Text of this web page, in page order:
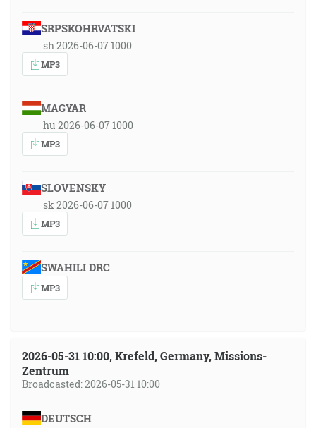
SRPSKOHRVATSKI
sh 2026-06-07 1000
MP3
MAGYAR
hu 2026-06-07 1000
MP3
SLOVENSKY
sk 2026-06-07 1000
MP3
SWAHILI DRC
MP3
2026-05-31 10:00, Krefeld, Germany, Missions-
Zentrum
Broadcasted: 2026-05-31 10:00
DEUTSCH